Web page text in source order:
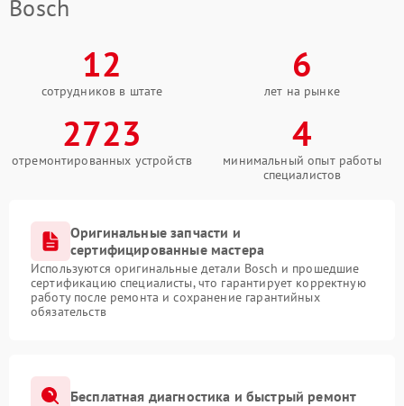
Bosch
12
сотрудников в штате
6
лет на рынке
2723
отремонтированных устройств
4
минимальный опыт работы
специалистов
Оригинальные запчасти и
сертифицированные мастера
Используются оригинальные детали Bosch и прошедшие
сертификацию специалисты, что гарантирует корректную
работу после ремонта и сохранение гарантийных
обязательств
Бесплатная диагностика и быстрый ремонт